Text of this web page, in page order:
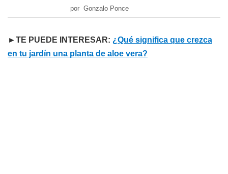
por Gonzalo Ponce
►TE PUEDE INTERESAR: ¿Qué significa que crezca
en tu jardín una planta de aloe vera?